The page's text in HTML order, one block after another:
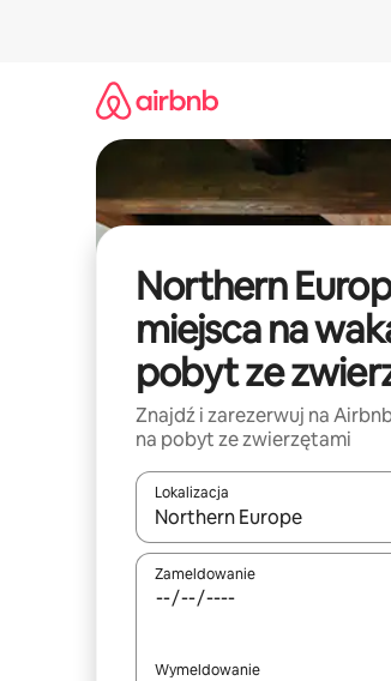
Northern
miejsca na
pobyt ze
Znajdź i zarezerwuj na
na pobyt ze zwierzętami
Lokalizacja
Gdy wyniki będą dostępne,
Zameldowanie
Wymeldowanie